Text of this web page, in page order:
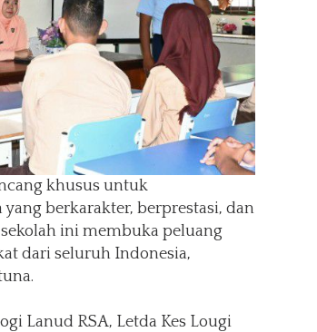
khusus untuk
berkarakter, berprestasi, dan
ini membuka peluang
dari seluruh Indonesia,
Lanud RSA, Letda Kes Lougi